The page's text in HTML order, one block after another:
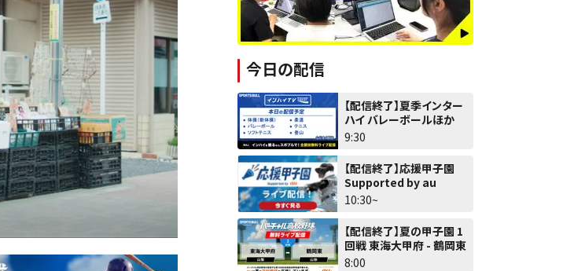
今日の配信
【配信終了】夏季インター
ハイ バレーボールほか
9:30
【配信終了】応援甲子園
Supported by au
10:30~
【配信終了】夏の甲子園 1
回戦 東海大甲府 - 鶴岡東
8:00